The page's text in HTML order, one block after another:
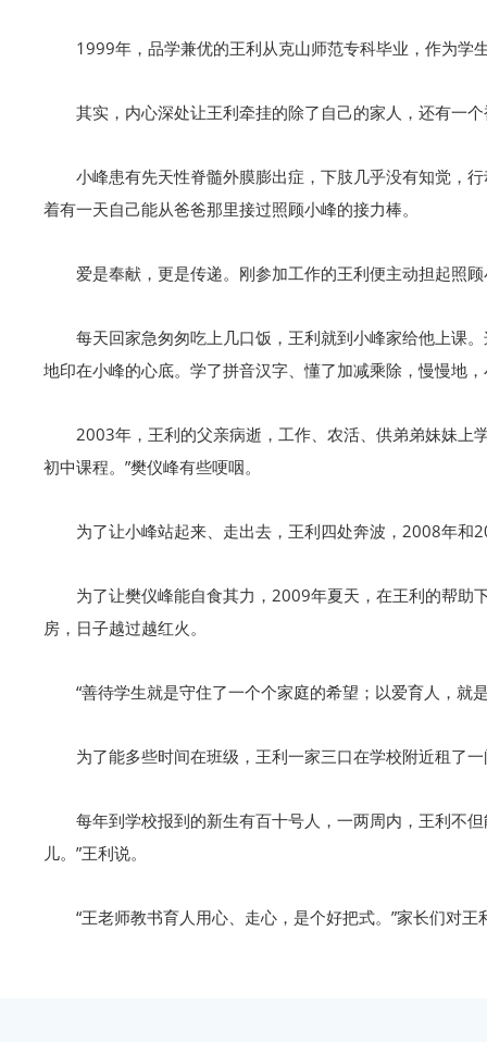
1999年，品学兼优的王利从克山师范专科毕业，作为学
其实，内心深处让王利牵挂的除了自己的家人，还有一
小峰患有先天性脊髓外膜膨出症，下肢几乎没有知觉，
着有一天自己能从爸爸那里接过照顾小峰的接力棒。
爱是奉献，更是传递。刚参加工作的王利便主动担起照
每天回家急匆匆吃上几口饭，王利就到小峰家给他上课
地印在小峰的心底。学了拼音汉字、懂了加减乘除，慢慢地
2003年，王利的父亲病逝，工作、农活、供弟弟妹妹上
初中课程。”樊仪峰有些哽咽。
为了让小峰站起来、走出去，王利四处奔波，2008年
为了让樊仪峰能自食其力，2009年夏天，在王利的帮助
房，日子越过越红火。
“善待学生就是守住了一个个家庭的希望；以爱育人，就
为了能多些时间在班级，王利一家三口在学校附近租了
每年到学校报到的新生有百十号人，一两周内，王利不
儿。”王利说。
“王老师教书育人用心、走心，是个好把式。”家长们对